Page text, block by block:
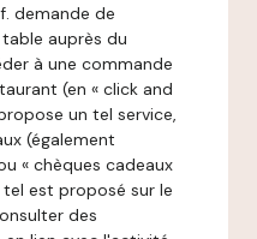
demande de
auprès du
à une commande
(en « click and
un tel service,
(également
« chèques cadeaux
est proposé sur le
des